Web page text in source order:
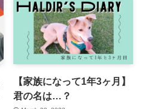
【家族になって1年3ヶ月】
君の名は…？